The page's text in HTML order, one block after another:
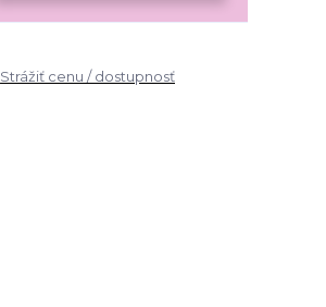
Strážiť cenu / dostupnosť